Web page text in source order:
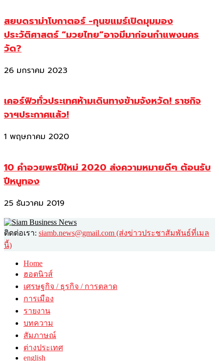
สยบดราม่าโบกาตอร์ -กุนขแมร์เปิดมุมมอง
ประวัติศาสตร์ “มวยไทย”อาจมีมาก่อนกำแพงนคร
วัด?
26 มกราคม 2023
เคอร์ฟิวทั่วประเทศห้ามเดินทางข้ามจังหวัด! ราชกิจ
จาฯประกาศแล้ว!
1 พฤษภาคม 2020
10 คำอวยพรปีใหม่ 2020 ส่งความหมายดีๆ ต้อนรับ
ปีหนูทอง
25 ธันวาคม 2019
ติดต่อเรา: siamb.news@gmail.com (ส่งข่าวประชาสัมพันธ์ที่เมล
นี้)
Home
ฮอตนิวส์
เศรษฐกิจ / ธุรกิจ / การตลาด
การเมือง
รายงาน
บทความ
สัมภาษณ์
ต่างประเทศ
english